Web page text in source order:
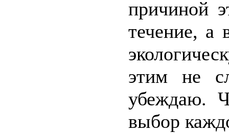
причиной
течение, а
этим не
убеждаю.
выбор